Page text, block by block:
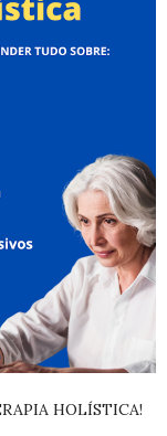
HOLÍSTICA!